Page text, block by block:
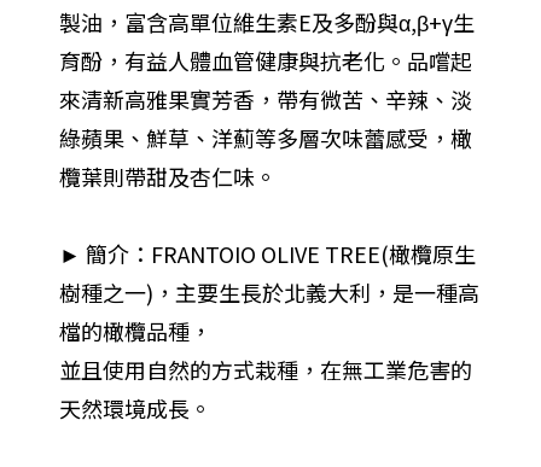
製油，富含高單位維生素E及多酚與α,β+γ生
育酚，有益人體血管健康與抗老化。品嚐起
來清新高雅果實芳香，帶有微苦、辛辣、淡
綠蘋果、鮮草、洋薊等多層次味蕾感受，橄
欖葉則帶甜及杏仁味。
► 簡介：FRANTOIO OLIVE TREE(橄欖原生
樹種之一)，主要生長於北義大利，是一種高
檔的橄欖品種，
並且使用自然的方式栽種，在無工業危害的
天然環境成長。